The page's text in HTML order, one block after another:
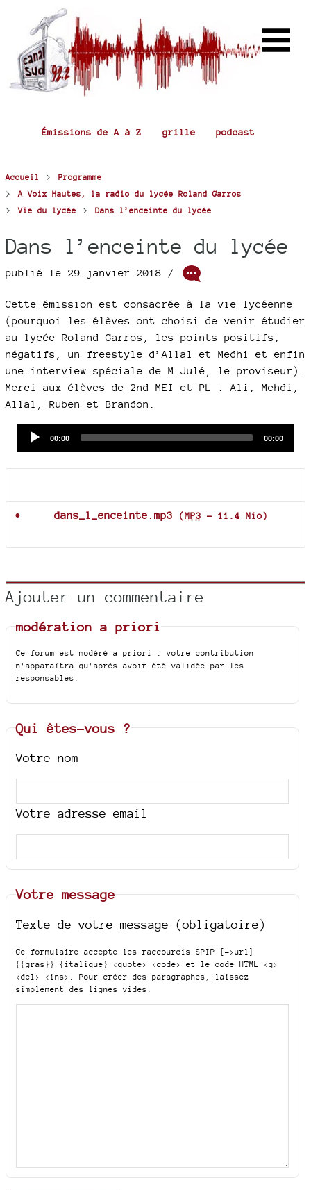
Émissions de A à Z grille podcast
Accueil > Programme
> A Voix Hautes, la radio du lycée Roland Garros
>Vie du lycée > Dans l’enceinte du lycée
Dans l’enceinte du lycée
publié le 29 janvier 2018 /
Cette émission est consacrée à la vie lycéenne
(pourquoi les élèves ont choisi de venir étudier
au lycée Roland Garros, les points positifs,
négatifs, un freestyle d’Allal et Medhi et enfin
une interview spéciale de M.Julé, le proviseur).
Merci aux élèves de 2nd MEI et PL : Ali, Mehdi,
Allal, Ruben et Brandon.
Current
00:00
Total
00:00
dans_l_enceinte.mp3 (MP3 - 11.4 Mio)
Ajouter un commentaire
modération a priori
Ce forum est modéré a priori : votre contribution
n’apparaîtra qu’après avoir été validée par les
responsables.
Qui êtes-vous ?
Votre nom
Votre adresse email
Votre message
Texte de votre message (obligatoire)
Ce formulaire accepte les raccourcis SPIP
[->url]
{{gras}} {italique} <quote> <code>
et le code HTML <q>
<del> <ins>
. Pour créer des paragraphes, laissez
simplement des lignes vides.